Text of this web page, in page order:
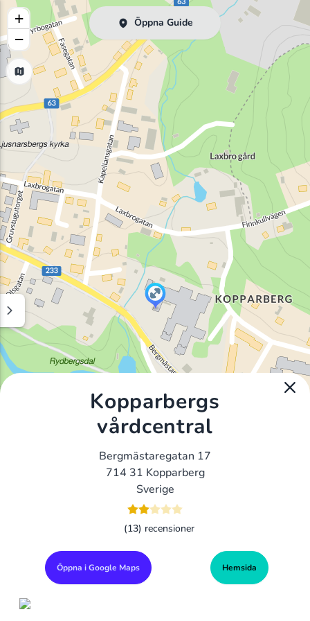
Öppna Guide
+
−
Kopparbergs
vårdcentral
Bergmästaregatan 17
714 31 Kopparberg
Sverige
(13) recensioner
Öppna i Google Maps Hemsida